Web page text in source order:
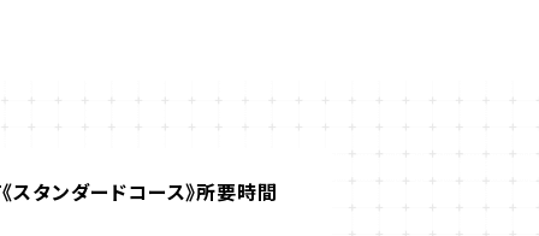
スタンダードコース》所要時間